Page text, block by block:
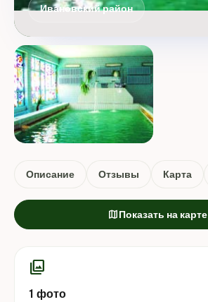
Ивановский район
Описание Отзывы Карта
mapПоказать на карте
photo_library
1 фото